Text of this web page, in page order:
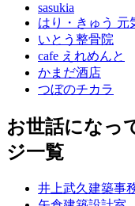
sasukia
はり・きゅう 元
いとう整骨院
cafe えれめんと
かまだ酒店
つぼのチカラ
お世話になっ
ジ一覧
井上武久建築事